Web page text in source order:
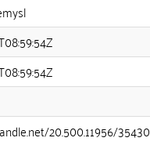
20.500.11956/35430